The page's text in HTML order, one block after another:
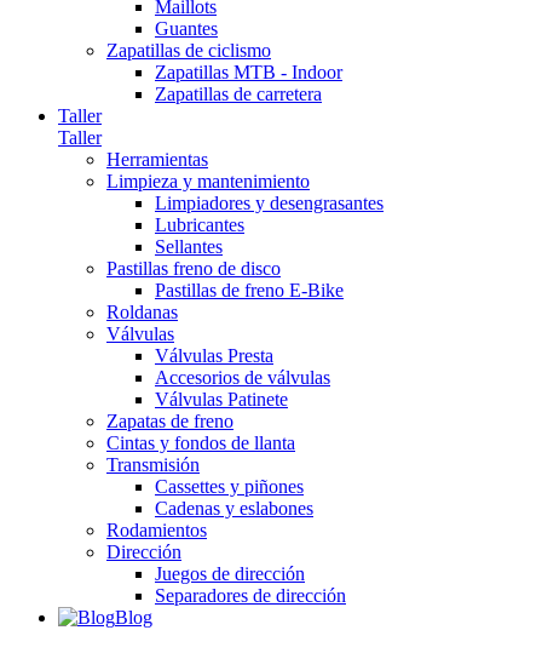
Maillots
Guantes
Zapatillas de ciclismo
Zapatillas MTB - Indoor
Zapatillas de carretera
Taller
Taller
Herramientas
Limpieza y mantenimiento
Limpiadores y desengrasantes
Lubricantes
Sellantes
Pastillas freno de disco
Pastillas de freno E-Bike
Roldanas
Válvulas
Válvulas Presta
Accesorios de válvulas
Válvulas Patinete
Zapatas de freno
Cintas y fondos de llanta
Transmisión
Cassettes y piñones
Cadenas y eslabones
Rodamientos
Dirección
Juegos de dirección
Separadores de dirección
Blog